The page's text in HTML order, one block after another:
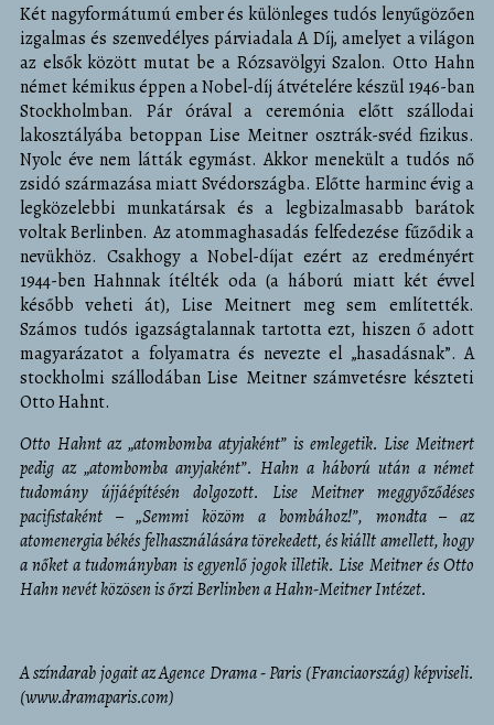
Két nagyformátumú ember és különleges tudós lenyűgözően
izgalmas és szenvedélyes párviadala A Díj, amelyet a világon
az elsők között mutat be a Rózsavölgyi Szalon. Otto Hahn
német kémikus éppen a Nobel-díj átvételére készül 1946-ban
Stockholmban. Pár órával a ceremónia előtt szállodai
lakosztályába betoppan Lise Meitner osztrák-svéd fizikus.
Nyolc éve nem látták egymást. Akkor menekült a tudós nő
zsidó származása miatt Svédországba. Előtte harminc évig a
legközelebbi munkatársak és a legbizalmasabb barátok
voltak Berlinben. Az atommaghasadás felfedezése fűződik a
nevükhöz. Csakhogy a Nobel-díjat ezért az eredményért
1944-ben Hahnnak ítélték oda (a háború miatt két évvel
később veheti át), Lise Meitnert meg sem említették.
Számos tudós igazságtalannak tartotta ezt, hiszen ő adott
magyarázatot a folyamatra és nevezte el „hasadásnak”. A
stockholmi szállodában Lise Meitner számvetésre készteti
Otto Hahnt.
Otto Hahnt az „atombomba atyjaként” is emlegetik. Lise Meitnert
pedig az „atombomba anyjaként”. Hahn a háború után a német
tudomány újjáépítésén dolgozott. Lise Meitner meggyőződéses
pacifistaként – „Semmi közöm a bombához!”, mondta – az
atomenergia békés felhasználására törekedett, és kiállt amellett, hogy
a nőket a tudományban is egyenlő jogok illetik. Lise Meitner és Otto
Hahn nevét közösen is őrzi Berlinben a Hahn-Meitner Intézet.
A színdarab jogait az Agence Drama - Paris (Franciaország) képviseli.
(www.dramaparis.com)